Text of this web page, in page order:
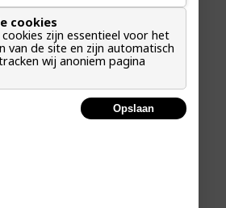
cookies
zijn essentieel voor het
van de site en zijn automatisch
wij anoniem pagina
Opslaan